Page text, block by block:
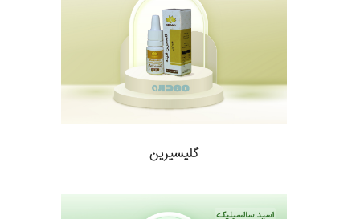
گلیسیرین